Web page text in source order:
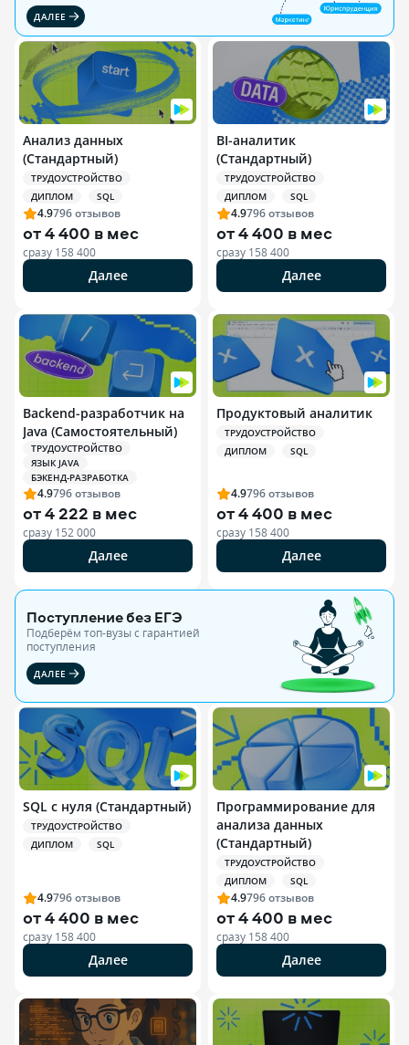
ДАЛЕЕ
Анализ данных
(Стандартный)
ТРУДОУСТРОЙСТВО
ДИПЛОМ
SQL
4.9796отзывов
от4 400 в мес
сразу 158 400
Далее
BI-аналитик
(Стандартный)
ТРУДОУСТРОЙСТВО
ДИПЛОМ
SQL
4.9796отзывов
от4 400 в мес
сразу 158 400
Далее
Backend-разработчик на
Java (Самостоятельный)
ТРУДОУСТРОЙСТВО
ЯЗЫК JAVA
БЭКЕНД-РАЗРАБОТКА
4.9796отзывов
от4 222 в мес
сразу 152 000
Далее
Продуктовый аналитик
ТРУДОУСТРОЙСТВО
ДИПЛОМ
SQL
4.9796отзывов
от4 400 в мес
сразу 158 400
Далее
Поступление без ЕГЭ
Подберём топ-вузы c гарантией
поступления
ДАЛЕЕ
SQL с нуля (Стандартный)
ТРУДОУСТРОЙСТВО
ДИПЛОМ
SQL
4.9796отзывов
от4 400 в мес
сразу 158 400
Далее
Программирование для
анализа данных
(Стандартный)
ТРУДОУСТРОЙСТВО
ДИПЛОМ
SQL
4.9796отзывов
от4 400 в мес
сразу 158 400
Далее